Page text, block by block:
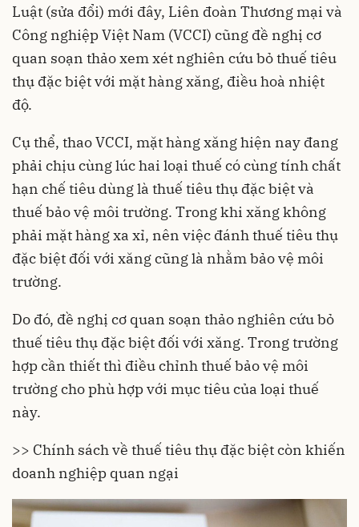
Luật (sửa đổi) mới đây, Liên đoàn Thương mại và
Công nghiệp Việt Nam (VCCI) cũng đề nghị cơ
quan soạn thảo xem xét nghiên cứu bỏ thuế tiêu
thụ đặc biệt với mặt hàng xăng, điều hoà nhiệt
độ.
Cụ thể, thao VCCI, mặt hàng xăng hiện nay đang
phải chịu cùng lúc hai loại thuế có cùng tính chất
hạn chế tiêu dùng là thuế tiêu thụ đặc biệt và
thuế bảo vệ môi trường. Trong khi xăng không
phải mặt hàng xa xỉ, nên việc đánh thuế tiêu thụ
đặc biệt đối với xăng cũng là nhằm bảo vệ môi
trường.
Do đó, đề nghị cơ quan soạn thảo nghiên cứu bỏ
thuế tiêu thụ đặc biệt đối với xăng. Trong trường
hợp cần thiết thì điều chỉnh thuế bảo vệ môi
trường cho phù hợp với mục tiêu của loại thuế
này.
>> Chính sách về thuế tiêu thụ đặc biệt còn khiến
doanh nghiệp quan ngại